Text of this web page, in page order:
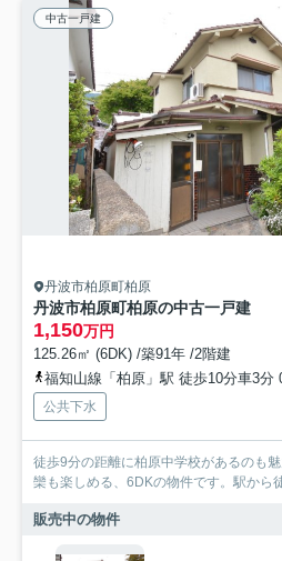
中古一戸建
丹波市柏原町柏原
丹波市柏原町柏原の中古一戸建
1,150万円
125.26㎡ (6DK) /築91年 /2階建
福知山線「柏原」駅 徒歩10分車3分
公共下水
徒歩9分の距離に柏原中学校があるのも
欒も楽しめる、6DKの物件です。駅から
販売中の物件